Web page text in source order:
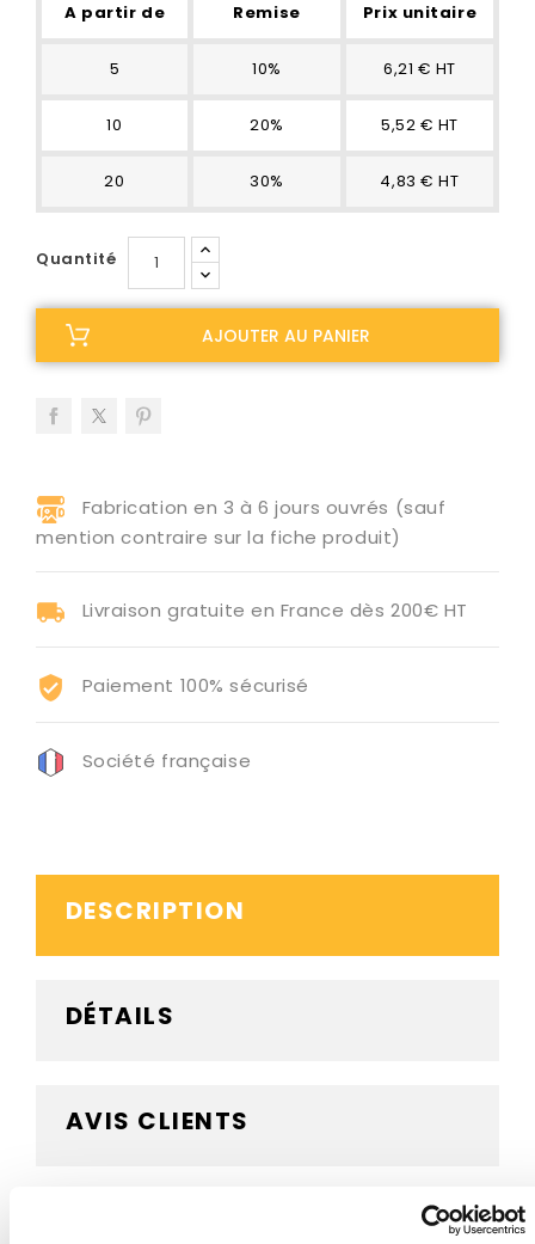
A partir de Remise Prix unitaire
5 10% 6,21 € HT
10 20% 5,52 € HT
20 30% 4,83 € HT
Quantité
AJOUTER AU PANIER
Fabrication en 3 à 6 jours ouvrés (sauf
mention contraire sur la fiche produit)
Livraison gratuite en France dès 200€ HT
Paiement 100% sécurisé
Société française
DESCRIPTION
DÉTAILS
AVIS CLIENTS